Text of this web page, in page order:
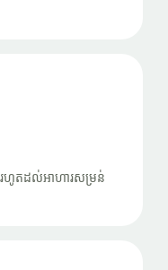
រហូតដល់អាហារសម្រន់